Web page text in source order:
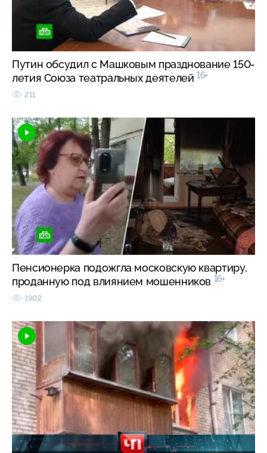
Путин обсудил с Машковым празднование 150-
летия Союза театральных деятелей 16+
211
Пенсионерка подожгла московскую квартиру,
проданную под влиянием мошенников 16+
1902